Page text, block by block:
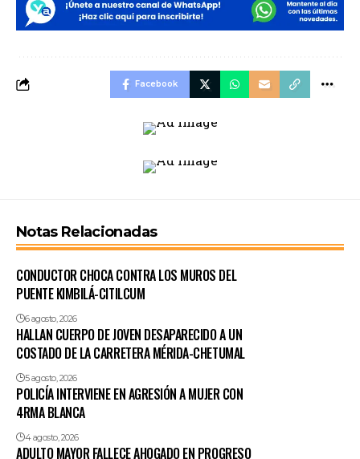
Facebook
Notas Relacionadas
CONDUCTOR CHOCA CONTRA LOS MUROS DEL
PUENTE KIMBILÁ-CITILCUM
6 agosto, 2026
HALLAN CUERPO DE JOVEN DESAPARECIDO A UN
COSTADO DE LA CARRETERA MÉRIDA-CHETUMAL
5 agosto, 2026
POLICÍA INTERVIENE EN AGRESIÓN A MUJER CON
4RMA BLANCA
4 agosto, 2026
ADULTO MAYOR FALLECE AHOGADO EN PROGRESO